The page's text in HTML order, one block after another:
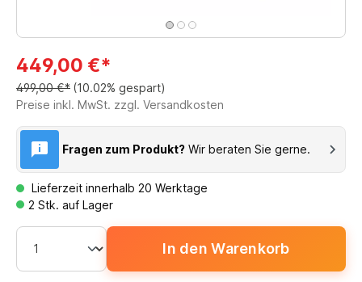
449,00 €*
499,00 €* (10.02% gespart)
Preise inkl. MwSt. zzgl. Versandkosten
Fragen zum Produkt? Wir beraten Sie gerne.
Lieferzeit innerhalb 20 Werktage
2 Stk. auf Lager
In den Warenkorb